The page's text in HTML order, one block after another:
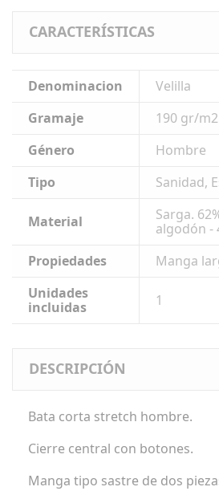
CARACTERÍSTICAS
Denominacion
Velilla
Gramaje
190 gr/m2
Género
Hombre
Tipo
Sanidad,
Material
Sarga.
algodón -
Propiedades
Manga
Unidades
incluidas
1
DESCRIPCIÓN
Bata corta stretch hombre.
Cierre central con botones.
Manga tipo sastre de dos